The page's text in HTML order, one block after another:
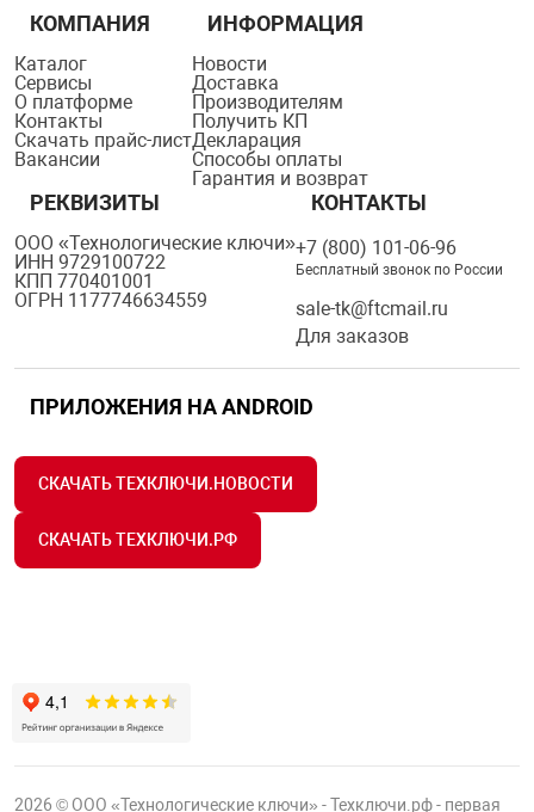
КОМПАНИЯ
Каталог
Сервисы
О платформе
Контакты
Скачать прайс-лист
Вакансии
ИНФОРМАЦИЯ
Новости
Доставка
Производителям
Получить КП
Декларация
Способы оплаты
Гарантия и возврат
РЕКВИЗИТЫ
ООО «Технологические ключи»
ИНН 9729100722
КПП 770401001
ОГРН 1177746634559
КОНТАКТЫ
+7 (800) 101-06-96
Бесплатный звонок по России
sale-tk@ftcmail.ru
Для заказов
ПРИЛОЖЕНИЯ НА ANDROID
СКАЧАТЬ ТЕХКЛЮЧИ.НОВОСТИ
СКАЧАТЬ ТЕХКЛЮЧИ.РФ
2026 © ООО «Технологические ключи» - Техключи.рф - первая